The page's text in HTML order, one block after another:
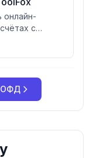
онлайн-
с
в 3-5